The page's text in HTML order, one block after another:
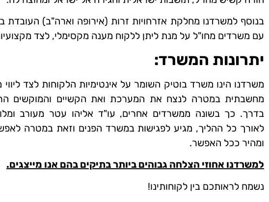
בנוסף למשרדנו מחלקת אזרחויות זרות (אירופה וארה"ב) העובדת
עם משרדים מחו"ל על מנת ליתן ללקוח מענה מקסימלי, לצד
יתרונות המשרד:
משרדנו הינו משרד בוטיק השומר על אינטימיות הלקוחות לצד ליווי
מחשבתית במטרה לנצח את המערכת ואת הקשיים והמוקשים
בדרך. כך בשונה ממשרדים אחרים, עו"ד אליהו עטר מעורב
לאורך כל ההליך, מגיע לפגישות במשרד הפנים וזאת במטרה
ומהיר ככל האפשר.
למשרדנו אחוזי הצלחה גבוהים ביותר בתיקים בהם אנו מייצגים.
נשמח לראותכם בין לקוחותינו!